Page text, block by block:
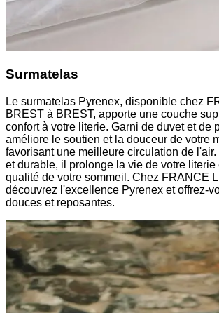
Surmatelas
Le surmatelas Pyrenex, disponible chez
BREST à BREST, apporte une couche
confort à votre literie. Garni de duvet et de
améliore le soutien et la douceur de votre
favorisant une meilleure circulation de
et durable, il prolonge la vie de votre literie
qualité de votre sommeil. Chez FRANCE
découvrez l'excellence Pyrenex et offrez-
douces et reposantes.